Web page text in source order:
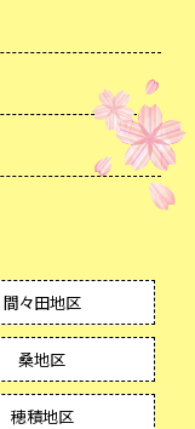
間々田地区
桑地区
穂積地区